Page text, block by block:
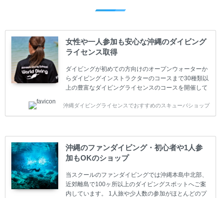
女性や一人参加も安心な沖縄のダイビング
ライセンス取得
ダイビングが初めての方向けのオープンウォーターか
らダイビングインストラクターのコースまで30種類以
上の豊富なダイビングライセンスのコースを開催して
(TEC)のコースもご用意しています。 当スクールを受
講するお客様は一人参加などの少人数のご参加が最も
スクールです。各種ダイビングライセンス取得コース
は年間を通じてキャンペーンを行っています。 ベーシ
ックダイバー(Cカード) 1日間+eラーニング 最安値キ
ャンペーン ￥22800(税込) ￥16800(税込) 器材 / 送
迎 / 保険 / 全て込み ダイビング...
沖縄ダイビングライセンスでおすすめのスキューバショップ
沖縄のファンダイビング・初心者や1人参
加もOKのショップ
当スクールのファンダイビングでは沖縄本島中北部、
近郊離島で100ヶ所以上のダイビングスポットへご案
内しています。 1人旅や少人数の参加がほとんどのプ